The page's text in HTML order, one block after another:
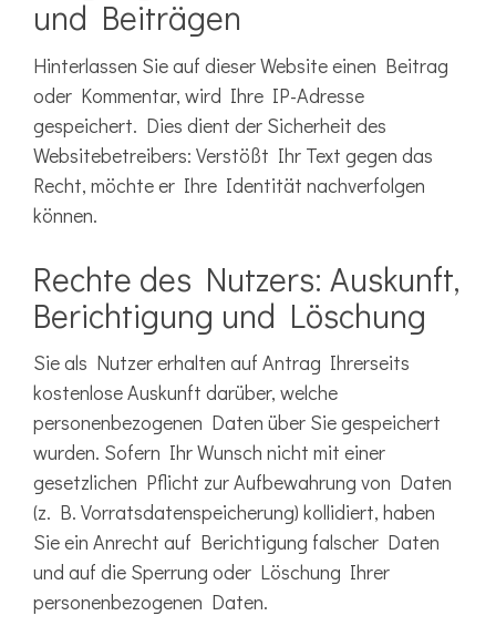
und Beiträgen
Hinterlassen Sie auf dieser Website einen Beitrag
oder Kommentar, wird Ihre IP-Adresse
gespeichert. Dies dient der Sicherheit des
Websitebetreibers: Verstößt Ihr Text gegen das
Recht, möchte er Ihre Identität nachverfolgen
können.
Rechte des Nutzers: Auskunft,
Berichtigung und Löschung
Sie als Nutzer erhalten auf Antrag Ihrerseits
kostenlose Auskunft darüber, welche
personenbezogenen Daten über Sie gespeichert
wurden. Sofern Ihr Wunsch nicht mit einer
gesetzlichen Pflicht zur Aufbewahrung von Daten
(z. B. Vorratsdatenspeicherung) kollidiert, haben
Sie ein Anrecht auf Berichtigung falscher Daten
und auf die Sperrung oder Löschung Ihrer
personenbezogenen Daten.